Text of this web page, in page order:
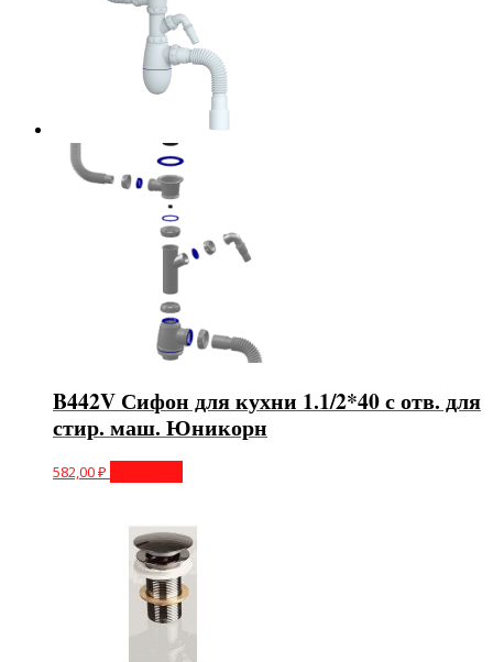
B442V Сифон для кухни 1.1/2*40 с отв. для
стир. маш. Юникорн
582,00₽